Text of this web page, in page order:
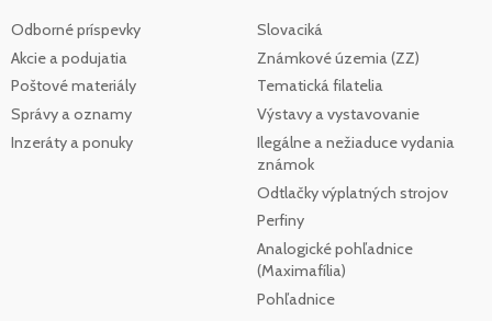
Odborné príspevky
Akcie a podujatia
Poštové materiály
Správy a oznamy
Inzeráty a ponuky
Slovaciká
Známkové územia (ZZ)
Tematická filatelia
Výstavy a vystavovanie
Ilegálne a nežiaduce vydania
známok
Odtlačky výplatných strojov
Perfiny
Analogické pohľadnice
(Maximafília)
Pohľadnice